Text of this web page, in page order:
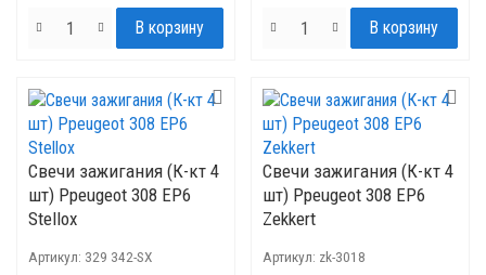
Свечи зажигания (К-кт 4
шт) Ppeugeot 308 EP6
Stellox
Артикул: 329 342-SX
Свечи зажигания (К-кт 4
шт) Ppeugeot 308 EP6
Zekkert
Артикул: zk-3018